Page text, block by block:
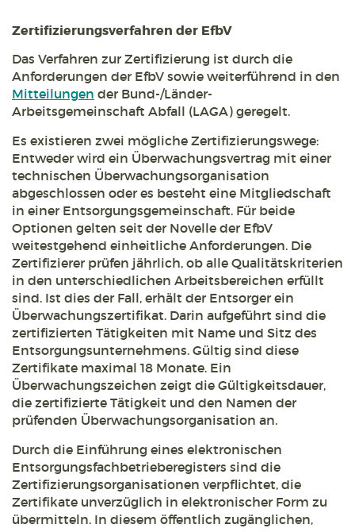
Zertifizierungsverfahren der EfbV
Das Verfahren zur Zertifizierung ist durch die
Anforderungen der EfbV sowie weiterführend in den
Mitteilungen der Bund-/Länder-
Arbeitsgemeinschaft Abfall (LAGA) geregelt.
Es existieren zwei mögliche Zertifizierungswege:
Entweder wird ein Überwachungsvertrag mit einer
technischen Überwachungsorganisation
abgeschlossen oder es besteht eine Mitgliedschaft
in einer Entsorgungsgemeinschaft. Für beide
Optionen gelten seit der Novelle der EfbV
weitestgehend einheitliche Anforderungen. Die
Zertifizierer prüfen jährlich, ob alle Qualitätskriterien
in den unterschiedlichen Arbeitsbereichen erfüllt
sind. Ist dies der Fall, erhält der Entsorger ein
Überwachungszertifikat. Darin aufgeführt sind die
zertifizierten Tätigkeiten mit Name und Sitz des
Entsorgungsunternehmens. Gültig sind diese
Zertifikate maximal 18 Monate. Ein
Überwachungszeichen zeigt die Gültigkeitsdauer,
die zertifizierte Tätigkeit und den Namen der
prüfenden Überwachungsorganisation an.
Durch die Einführung eines elektronischen
Entsorgungsfachbetrieberegisters sind die
Zertifizierungsorganisationen verpflichtet, die
Zertifikate unverzüglich in elektronischer Form zu
übermitteln. In diesem öffentlich zugänglichen,